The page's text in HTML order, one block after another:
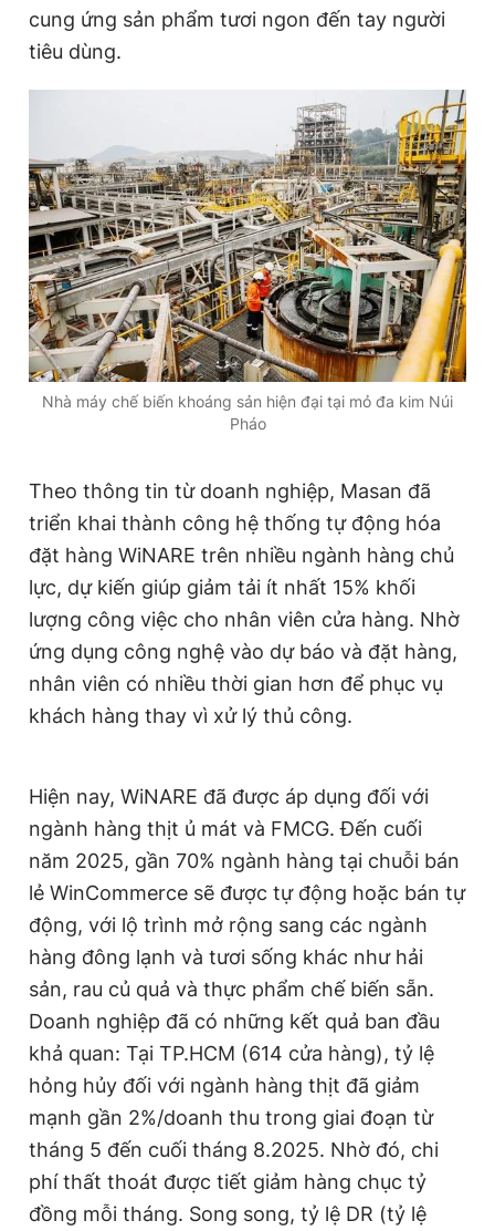
cung ứng sản phẩm tươi ngon đến tay người
tiêu dùng.
Nhà máy chế biến khoáng sản hiện đại tại mỏ đa kim Núi
Pháo
Theo thông tin từ doanh nghiệp, Masan đã
triển khai thành công hệ thống tự động hóa
đặt hàng WiNARE trên nhiều ngành hàng chủ
lực, dự kiến giúp giảm tải ít nhất 15% khối
lượng công việc cho nhân viên cửa hàng. Nhờ
ứng dụng công nghệ vào dự báo và đặt hàng,
nhân viên có nhiều thời gian hơn để phục vụ
khách hàng thay vì xử lý thủ công.
Hiện nay, WiNARE đã được áp dụng đối với
ngành hàng thịt ủ mát và FMCG. Đến cuối
năm 2025, gần 70% ngành hàng tại chuỗi bán
lẻ WinCommerce sẽ được tự động hoặc bán tự
động, với lộ trình mở rộng sang các ngành
hàng đông lạnh và tươi sống khác như hải
sản, rau củ quả và thực phẩm chế biến sẵn.
Doanh nghiệp đã có những kết quả ban đầu
khả quan: Tại TP.HCM (614 cửa hàng), tỷ lệ
hỏng hủy đối với ngành hàng thịt đã giảm
mạnh gần 2%/doanh thu trong giai đoạn từ
tháng 5 đến cuối tháng 8.2025. Nhờ đó, chi
phí thất thoát được tiết giảm hàng chục tỷ
đồng mỗi tháng. Song song, tỷ lệ DR (tỷ lệ